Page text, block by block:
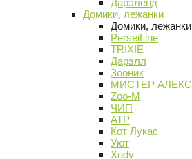
Дарэленд
Домики, лежанки
Домики, лежанки
PerseiLine
TRIXIE
Дарэлл
Зооник
МИСТЕР АЛЕКС
Zoo-M
ЧИП
АТР
Кот Лукас
Уют
Xody